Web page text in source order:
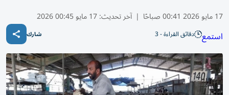
17 مايو 2026 00:41 صباحًا | آخر تحديث:17 مايو 00:45 2026
استمع دقائق القراءة - 3 شارك